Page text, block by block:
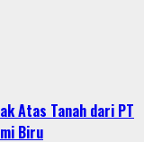
Atas Tanah dari PT
Biru